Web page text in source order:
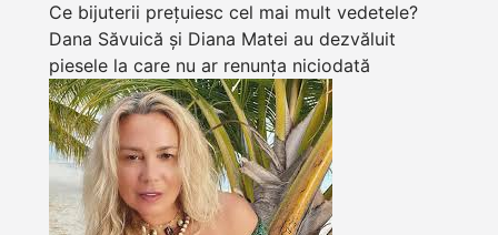
Ce bijuterii prețuiesc cel mai mult vedetele?
Dana Săvuică și Diana Matei au dezvăluit
piesele la care nu ar renunța niciodată